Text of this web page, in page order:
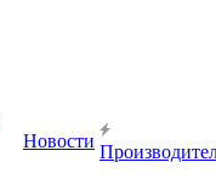
Новости